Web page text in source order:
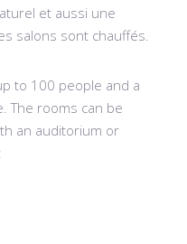
et aussi une
salons sont chauffés.
to 100 people and a
The rooms can be
an auditorium or